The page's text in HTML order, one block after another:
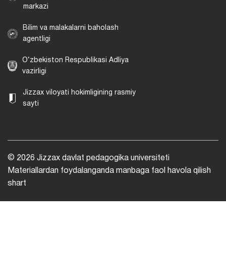
markazi
Bilim va malakalarni baholash
agentligi
O‘zbekiston Respublikasi Adliya
vazirligi
Jizzax viloyati hokimligining rasmiy
sayti
© 2026 Jizzax davlat pedagogika universiteti
Materiallardan foydalanganda manbaga faol havola qilish
shart